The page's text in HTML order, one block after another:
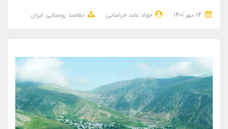
جواد عابد خراسانی مقاصد روستایی ایران